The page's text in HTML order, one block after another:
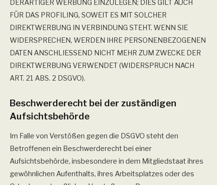
DERARTIGER WERBUNG EINZULEGEN; DIES GILT AUCH
FÜR DAS PROFILING, SOWEIT ES MIT SOLCHER
DIREKTWERBUNG IN VERBINDUNG STEHT. WENN SIE
WIDERSPRECHEN, WERDEN IHRE PERSONENBEZOGENEN
DATEN ANSCHLIESSEND NICHT MEHR ZUM ZWECKE DER
DIREKTWERBUNG VERWENDET (WIDERSPRUCH NACH
ART. 21 ABS. 2 DSGVO).
Beschwerde­recht bei der zuständigen
Aufsichts­behörde
Im Falle von Verstößen gegen die DSGVO steht den
Betroffenen ein Beschwerderecht bei einer
Aufsichtsbehörde, insbesondere in dem Mitgliedstaat ihres
gewöhnlichen Aufenthalts, ihres Arbeitsplatzes oder des